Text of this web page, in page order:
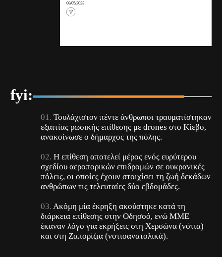
08/05/2023
fyi:
Τουλάχιστον πέντε άνθρωποι τραυματίστηκαν
εξαιτίας ρωσικής επίθεσης με drones στο Κίεβο,
ανακοίνωσε ο δήμαρχος της πόλης.
Η επίθεση αποτελεί μέρος ενός ευρύτερου
σχεδίου αεροπορικών επιδρομών σε ουκρανικές
πόλεις, οι οποίες έχουν στοιχίσει τη ζωή δεκάδων
ανθρώπων τις τελευταίες δύο εβδομάδες.
Ακόμη μία έκρηξη ακούστηκε κατά τη
διάρκεια επίθεσης στην Οδησσό, ενώ ΜΜΕ
έκαναν λόγο για εκρήξεις στη Χερσώνα (νότια)
και στη Ζαπορίζια (νοτιοανατολικά).